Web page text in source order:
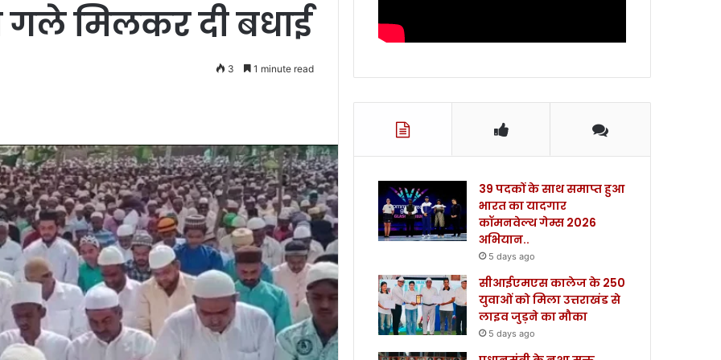
मिलकर दी बधाई
3 1 minute read
39 पदकों के साथ समाप्त हुआ
भारत का यादगार
कॉमनवेल्थ गेम्स 2026
अभियान..
5 days ago
सीआईएमएस कालेज के 250
युवाओं को मिला उत्तराखंड से
लाइव जुड़ने का मौका
5 days ago